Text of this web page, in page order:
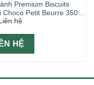
Premium Biscuits
Choco Petit Beurre 350g
hệ
HỆ